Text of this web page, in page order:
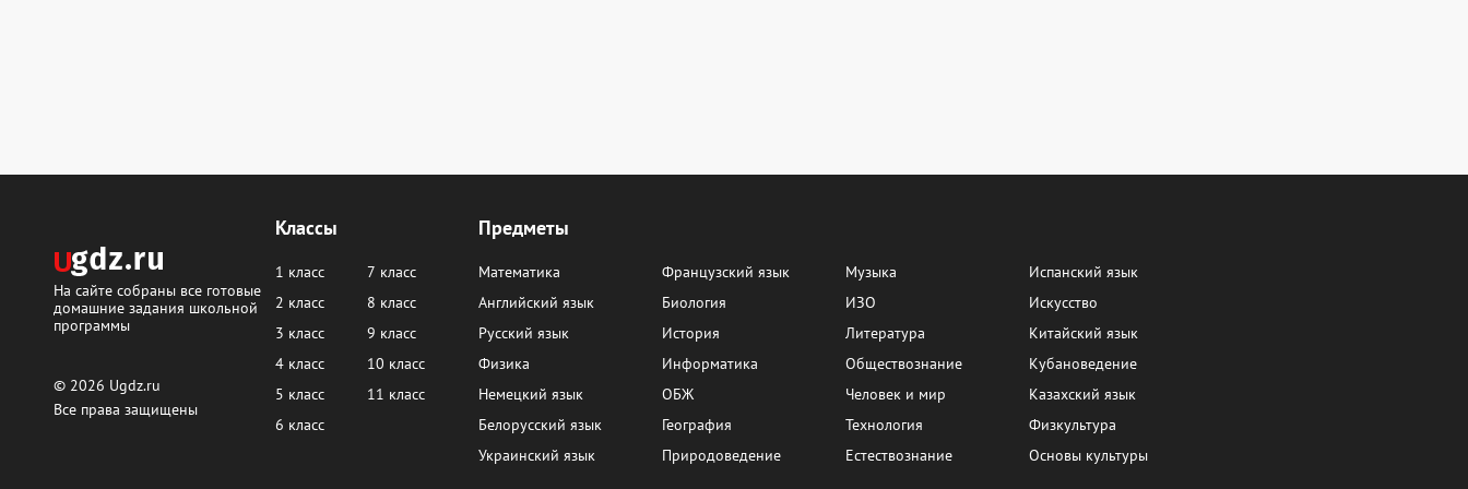
Классы
1 класс
2 класс
3 класс
4 класс
5 класс
6 класс
7 класс
8 класс
9 класс
10 класс
11 класс
Предметы
Математика
Английский язык
Русский язык
Физика
Немецкий язык
Белорусский язык
Украинский язык
Французский язык
Биология
История
Информатика
ОБЖ
География
Природоведение
Музыка
ИЗО
Литература
Обществознание
Человек и мир
Технология
Естествознание
Испанский язык
Искусство
Китайский язык
Кубановедение
Казахский язык
Физкультура
Основы культуры
На сайте собраны все готовые
домашние задания школьной
программы
© 2026 Ugdz.ru
Все права защищены